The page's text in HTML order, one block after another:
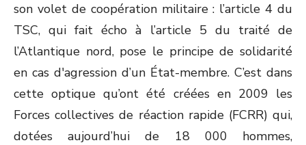
son volet de coopération militaire : l’article 4 du
TSC, qui fait écho à l’article 5 du traité de
l’Atlantique nord, pose le principe de solidarité
en cas d'agression d’un État-membre. C’est dans
cette optique qu’ont été créées en 2009 les
Forces collectives de réaction rapide (FCRR) qui,
dotées aujourd’hui de 18 000 hommes,